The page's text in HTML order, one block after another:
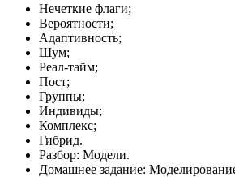
Нечеткие флаги;
Вероятности;
Адаптивность;
Шум;
Реал-тайм;
Пост;
Группы;
Индивиды;
Комплекс;
Гибрид.
Разбор: Модели.
Домашнее задание: